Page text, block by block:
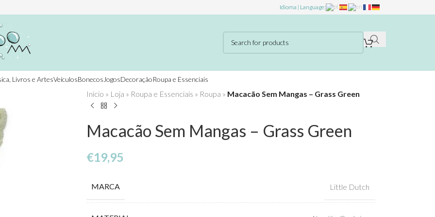
Idioma | Language:
Livros e ArtesVeículosBonecos JogosDecoraçãoRoupa e Essenciais
Início » Loja » Roupa e Essenciais » Roupa » Macacão Sem Mangas – Grass Green
Macacão Sem Mangas – Grass Green
€19,95
MARCA Little Dutch